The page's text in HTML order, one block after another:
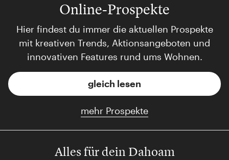
Online-Prospekte
Hier findest du immer die aktuellen Prospekte
mit kreativen Trends, Aktionsangeboten und
innovativen Features rund ums Wohnen.
gleich lesen
mehr Prospekte
Alles für dein Dahoam